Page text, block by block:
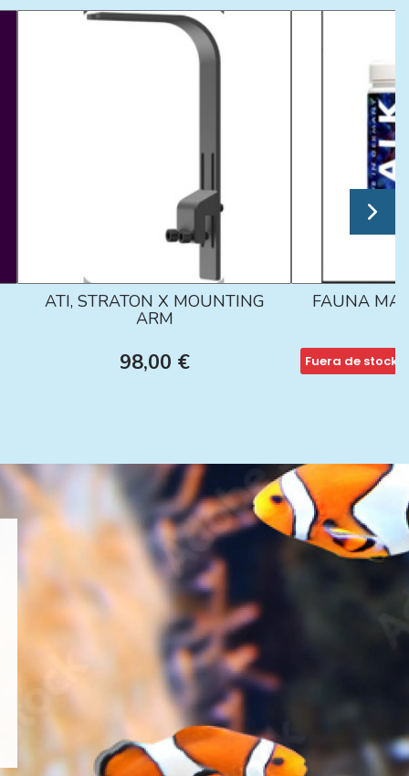
ATI, STRATON X MOUNTING
ARM
98,00 €
FAUNA
Fuera de stock